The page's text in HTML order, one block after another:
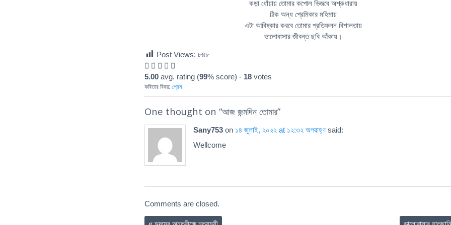
কড়া ধোঁয়ায় তোমার কপোল ভিজবে অশ্রুধারায়
ঠিক অন্ধ প্রেমিকার মহিমায়
এটা আবিষ্কার করবে তোমার প্রতিফলন বিশালতায়
ভালোবাসার জীবন্ত ছবি আঁকায়।
Post Views: ৮৪৮
5.00 avg. rating (99% score) - 18 votes
কবিতার বিষয়: প্রেম
One thought on “আজ জন্মদিন তোমার”
Sany753 on ১৪ জুলাই, ২০২২ at ১২:৩২ অপরাহ্ণ said:
Wellcome
Comments are closed.